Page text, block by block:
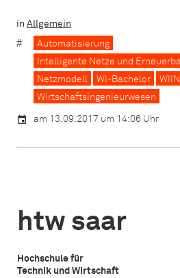
in Allgemein
Automatisierung
Intelligente Netze und
Netzmodell
WI-Bachelor
WIIN
Wirtschaftsingenieurwesen
am 13.09.2017 um 14:06 Uhr
htw saar
Hochschule für
Technik und Wirtschaft